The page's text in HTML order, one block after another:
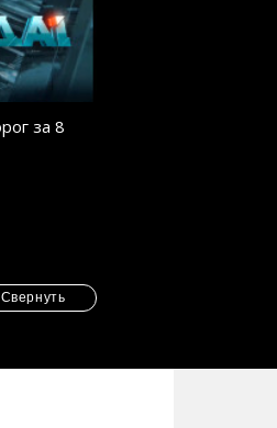
за 8
Свернуть